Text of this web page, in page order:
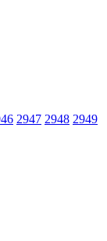
2947 2948 2949